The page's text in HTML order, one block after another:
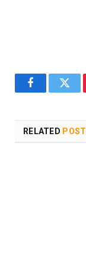
Facebook
RELATED